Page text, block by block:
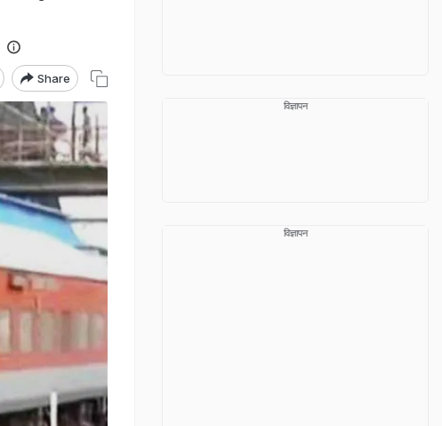
Share
विज्ञापन
विज्ञापन